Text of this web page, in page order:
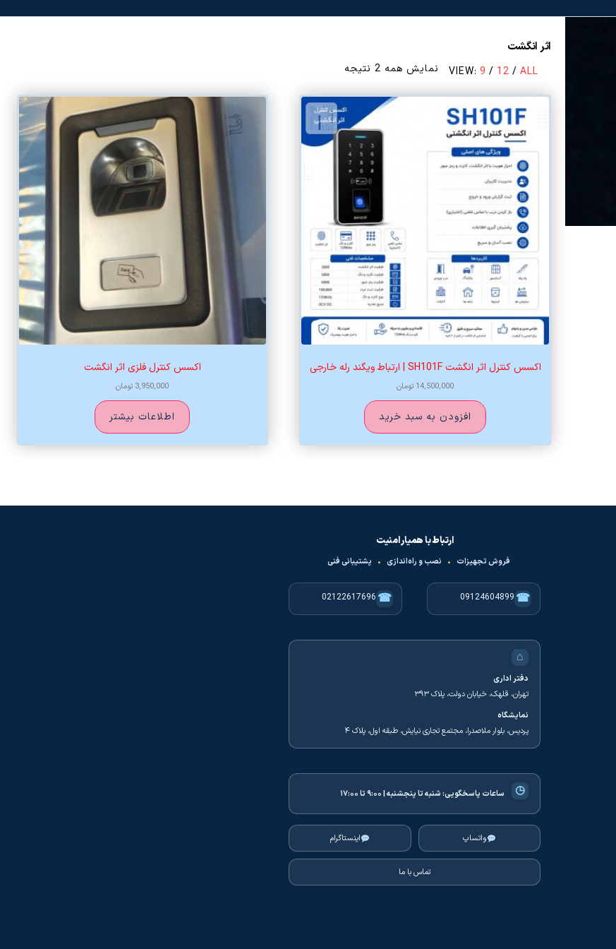
اثر انگشت
VIEW: 9 / 12 / ALL نمایش همه 2 نتیجه
اساس
قیمت:
زیاد
اکسس کنترل اثر انگشت SH101F | ارتباط ویگند رله خارجی
14,500,000 تومان
افزودن به سبد خرید
اکسس کنترل فلزی اثر انگشت
3,950,000 تومان
اطلاعات بیشتر
ارتباط با همیار امنیت
فروش تجهیزات • نصب و راه‌اندازی • پشتیبانی فنی
☎
09124604899
☎
02122617696
⌂
دفتر اداری
تهران، قلهک، خیابان دولت، پلاک ۳۹۳
نمایشگاه
پردیس، بلوار ملاصدرا، مجتمع تجاری نیایش، طبقه اول، پلاک ۴
◷ ساعات پاسخگویی:شنبه تا پنجشنبه | ۹:۰۰ تا ۱۷:۰۰
واتساپ اینستاگرام
تماس با ما